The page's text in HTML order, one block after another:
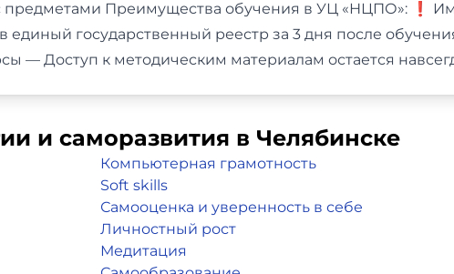
предметами Преимущества обучения в УЦ «НЦПО»: ❗️
единый государственный реестр за 3 дня после
— Доступ к методическим материалам остается
и саморазвития в Челябинске
Компьютерная грамотность
Soft skills
Самооценка и уверенность в себе
Личностный рост
Медитация